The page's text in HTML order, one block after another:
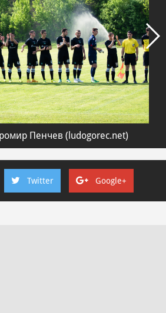
Пенчев (ludogorec.net)
Twitter Google+